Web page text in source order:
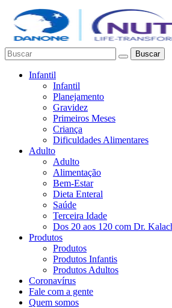
Buscar
Infantil
Infantil
Planejamento
Gravidez
Primeiros Meses
Criança
Dificuldades Alimentares
Adulto
Adulto
Alimentação
Bem-Estar
Dieta Enteral
Saúde
Terceira Idade
Dos 20 aos 120 com Dr.
Produtos
Produtos
Produtos Infantis
Produtos Adultos
Coronavírus
Fale com a gente
Quem somos